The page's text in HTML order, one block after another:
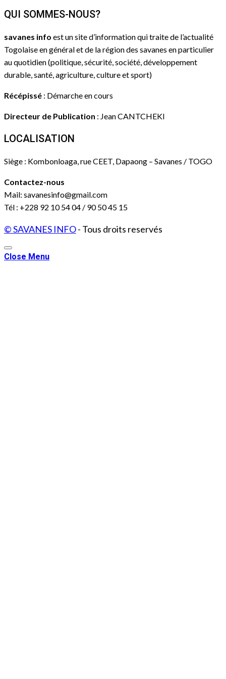
QUI SOMMES-NOUS?
savanes info est un site d’information qui traite de l’actualité
Togolaise en général et de la région des savanes en particulier
au quotidien (politique, sécurité, société, développement
durable, santé, agriculture, culture et sport)
Récépissé : Démarche en cours
Directeur de Publication : Jean CANTCHEKI
LOCALISATION
Siège : Kombonloaga, rue CEET, Dapaong – Savanes / TOGO
Contactez-nous
Mail: savanesinfo@gmail.com
Tél : +228 92 10 54 04 / 90 50 45 15
© SAVANES INFO- Tous droits reservés
Close Menu